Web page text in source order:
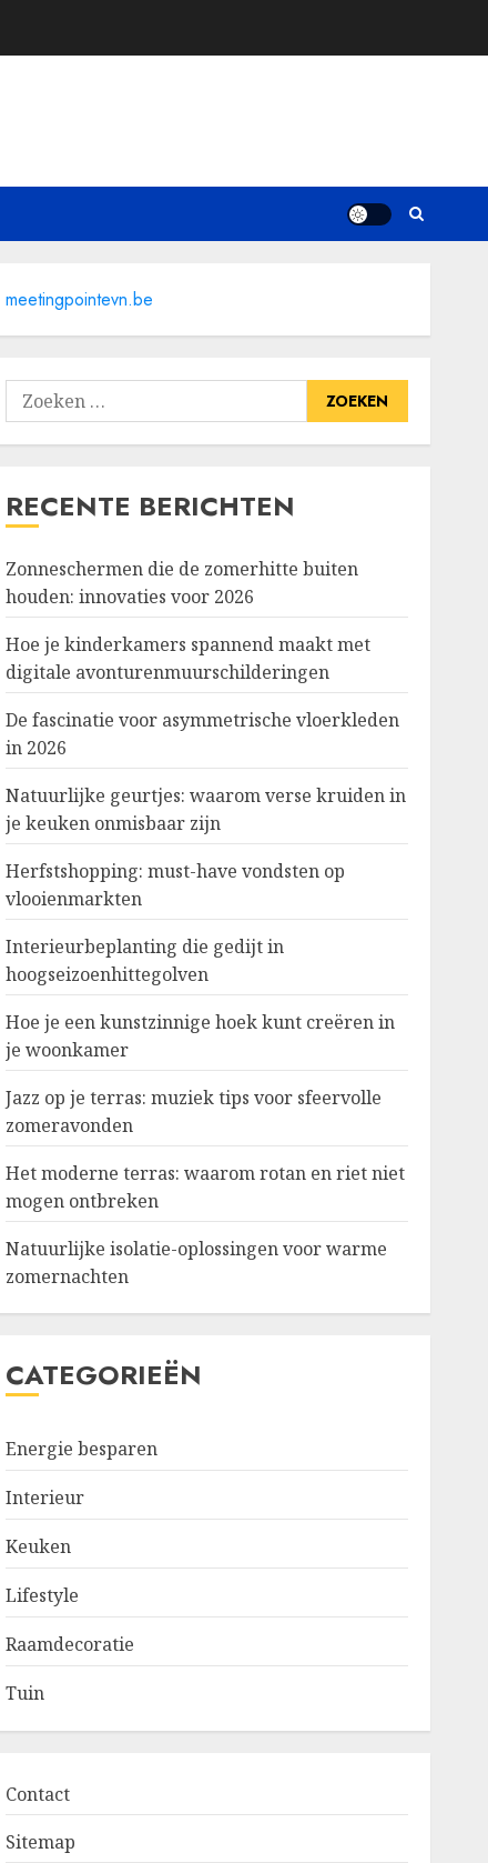
meetingpointevn.be
Zoeken
naar:
RECENTE BERICHTEN
Zonneschermen die de zomerhitte buiten
houden: innovaties voor 2026
Hoe je kinderkamers spannend maakt met
digitale avonturenmuurschilderingen
De fascinatie voor asymmetrische vloerkleden
in 2026
Natuurlijke geurtjes: waarom verse kruiden in
je keuken onmisbaar zijn
Herfstshopping: must-have vondsten op
vlooienmarkten
Interieurbeplanting die gedijt in
hoogseizoenhittegolven
Hoe je een kunstzinnige hoek kunt creëren in
je woonkamer
Jazz op je terras: muziek tips voor sfeervolle
zomeravonden
Het moderne terras: waarom rotan en riet niet
mogen ontbreken
Natuurlijke isolatie-oplossingen voor warme
zomernachten
CATEGORIEËN
Energie besparen
Interieur
Keuken
Lifestyle
Raamdecoratie
Tuin
Contact
Sitemap